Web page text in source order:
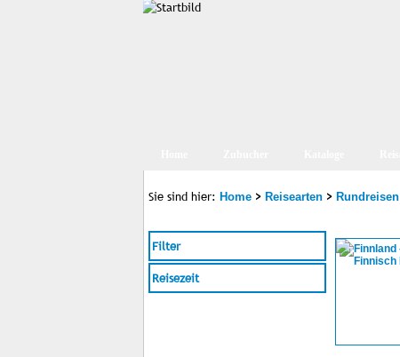
Sie sind hier: Home > Reisearten > Rundreisen
Filter
Reisezeit